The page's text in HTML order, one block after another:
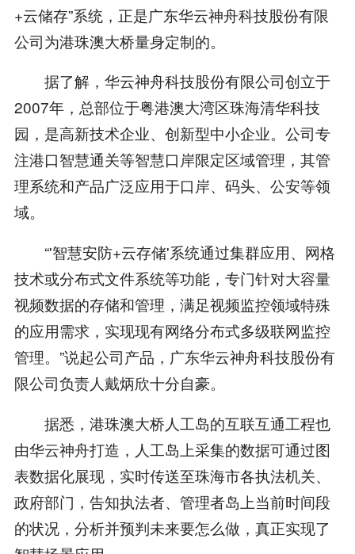
+云储存”系统，正是广东华云神舟科技股份有限
公司为港珠澳大桥量身定制的。
据了解，华云神舟科技股份有限公司创立于
2007年，总部位于粤港澳大湾区珠海清华科技
园，是高新技术企业、创新型中小企业。公司专
注港口智慧通关等智慧口岸限定区域管理，其管
理系统和产品广泛应用于口岸、码头、公安等领
域。
“'智慧安防+云存储'系统通过集群应用、网格
技术或分布式文件系统等功能，专门针对大容量
视频数据的存储和管理，满足视频监控领域特殊
的应用需求，实现现有网络分布式多级联网监控
管理。”说起公司产品，广东华云神舟科技股份有
限公司负责人戴炳欣十分自豪。
据悉，港珠澳大桥人工岛的互联互通工程也
由华云神舟打造，人工岛上采集的数据可通过图
表数据化展现，实时传送至珠海市各执法机关、
政府部门，告知执法者、管理者岛上当前时间段
的状况，分析并预判未来要怎么做，真正实现了